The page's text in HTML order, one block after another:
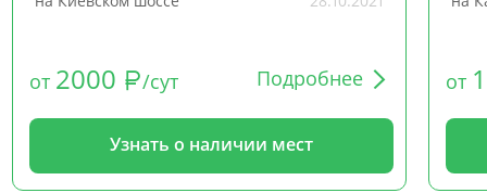
от 2000 /сут Подробнее
Узнать о наличии мест
от